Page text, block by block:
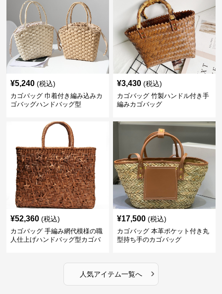
¥5,240 (税込)
カゴバッグ 巾着付き編み込みカ
ゴバッグハンドバッグ型
¥3,430 (税込)
カゴバッグ 竹製ハンドル付き手
編みカゴバッグ
¥52,360 (税込)
カゴバッグ 手編み網代模様の職
人仕上げハンドバッグ型カゴバ
¥17,500 (税込)
カゴバッグ 本革ポケット付き丸
型持ち手のカゴバッグ
人気アイテム一覧へ ›